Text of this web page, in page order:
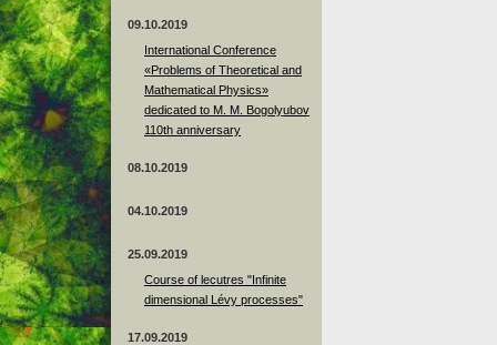
09.10.2019
International Conference
«Problems of Theoretical and
Mathematical Physics»
dedicated to M. M. Bogolyubov
110th anniversary
08.10.2019
04.10.2019
25.09.2019
Course of lecutres "Infinite
dimensional Lévy processes"
17.09.2019